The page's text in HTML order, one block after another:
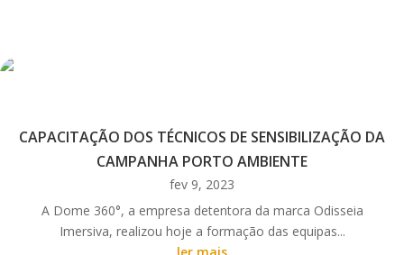
CAPACITAÇÃO DOS TÉCNICOS DE SENSIBILIZAÇÃO DA
CAMPANHA PORTO AMBIENTE
fev 9, 2023
A Dome 360°, a empresa detentora da marca Odisseia
Imersiva, realizou hoje a formação das equipas...